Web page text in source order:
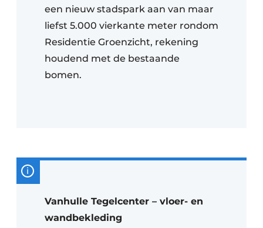
een nieuw stadspark aan van maar
liefst 5.000 vierkante meter rondom
Residentie Groenzicht, rekening
houdend met de bestaande
bomen.
Vanhulle Tegelcenter – vloer- en
wandbekleding